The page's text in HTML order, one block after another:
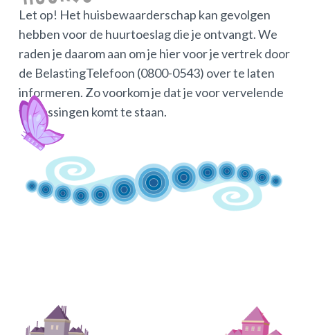
Let op! Het huisbewaarderschap kan gevolgen
hebben voor de huurtoeslag die je ontvangt. We
raden je daarom aan om je hier voor je vertrek door
de BelastingTelefoon (0800-0543) over te laten
informeren. Zo voorkom je dat je voor vervelende
verrassingen komt te staan.